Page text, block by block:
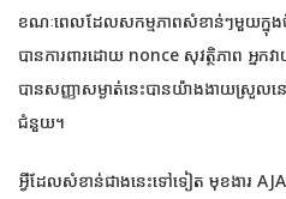
ខណៈពេលដែលសកម្មភាពសំខាន់ៗមួយក្នុង
បានការពារដោយ nonce សុវត្ថិភាព អ្នក
បានសញ្ញាសម្ងាត់នេះបានយ៉ាងងាយស្រួលន
ជំនួយ។
អ្វីដែលសំខាន់ជាងនេះទៅទៀត មុខងារ